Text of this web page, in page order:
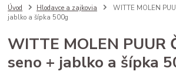
Úvod Hlodavce a zajkovia
WITTE MOLEN
jablko a šípka 500g
WITTE MOLEN PUUR
seno + jablko a šípka